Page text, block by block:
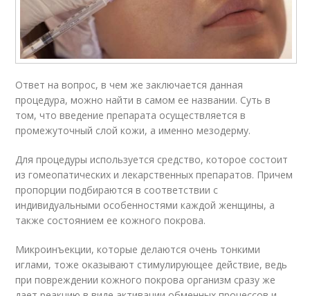
Ответ на вопрос, в чем же заключается данная
процедура, можно найти в самом ее названии. Суть в
том, что введение препарата осуществляется в
промежуточный слой кожи, а именно мезодерму.
Для процедуры используется средство, которое состоит
из гомеопатических и лекарственных препаратов. Причем
пропорции подбираются в соответствии с
индивидуальными особенностями каждой женщины, а
также состоянием ее кожного покрова.
Микроинъекции, которые делаются очень тонкими
иглами, тоже оказывают стимулирующее действие, ведь
при повреждении кожного покрова организм сразу же